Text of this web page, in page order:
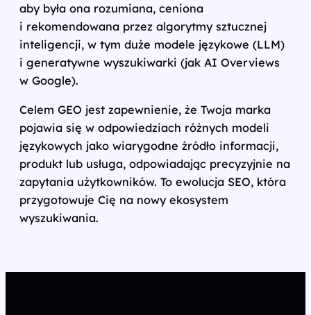
aby była ona rozumiana, ceniona
i rekomendowana przez algorytmy sztucznej
inteligencji, w tym duże modele językowe (LLM)
i generatywne wyszukiwarki (jak AI Overviews
w Google).
Celem GEO jest zapewnienie, że Twoja marka
pojawia się w odpowiedziach różnych modeli
językowych jako wiarygodne źródło informacji,
produkt lub usługa, odpowiadając precyzyjnie na
zapytania użytkowników. To ewolucja SEO, która
przygotowuje Cię na nowy ekosystem
wyszukiwania.